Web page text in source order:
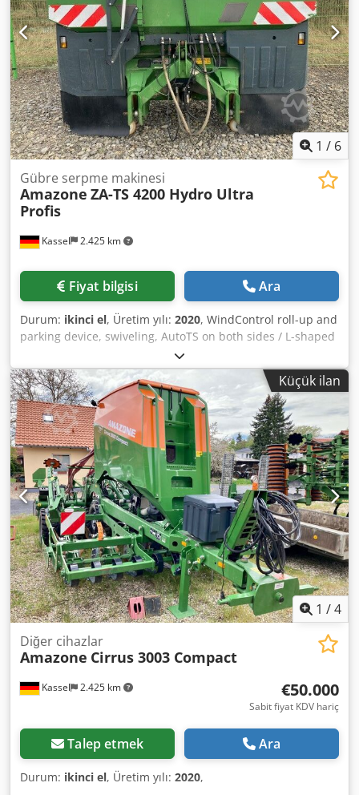
1 / 6
Kassel 2.425 km
Gübre serpme makinesi
Amazone ZA-TS 4200 Hydro Ultra
Profis
Fiyat bilgisi Ara
Durum: ikinci el, Üretim yılı: 2020, WindControl roll-up and
parking device, swiveling, AutoTS on both sides / L-shaped
pipe protection bracket, inclination sensor for weighing
system, FlowCheck EasyCheck mats, 16 pcs / splash guards
L and ladders, LED lighting, L tarpaulin cover, TS spreading
shovel set Codsrxr Uyspfx Apvsrf
Küçük ilan
1 /4
Kassel 2.425 km
Diğer cihazlar
Amazone Cirrus 3003 Compact
€50.000
Sabit fiyat KDV hariç
Talep etmek Ara
Durum: ikinci el, Üretim yılı: 2020,